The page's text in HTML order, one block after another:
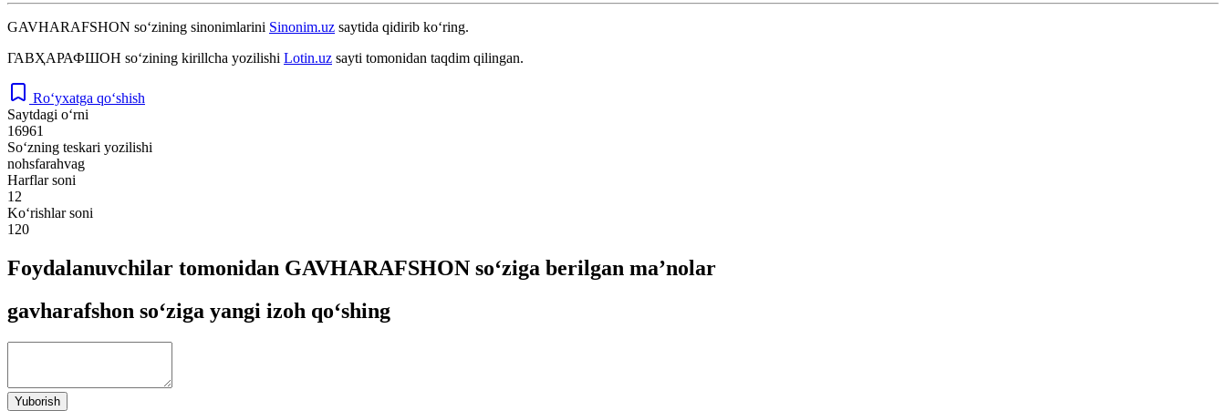
GAVHARAFSHON so‘zining sinonimlarini Sinonim.uz saytida qidirib ko‘ring.
ГАВҲАРАФШОН so‘zining kirillcha yozilishi Lotin.uz sayti tomonidan taqdim qilingan.
Ro‘yxatga qo‘shish
Saytdagi o‘rni
16961
So‘zning teskari yozilishi
nohsfarahvag
Harflar soni
12
Ko‘rishlar soni
120
Foydalanuvchilar tomonidan GAVHARAFSHON so‘ziga berilgan ma’nolar
gavharafshon so‘ziga yangi izoh qo‘shing
Yuborish